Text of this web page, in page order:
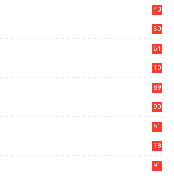
40
60
64
10
89
90
51
18
91